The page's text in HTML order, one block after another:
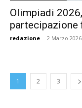
Olimpiadi
partecipazione
redazione - 2 Marzo 2026
1 2 3